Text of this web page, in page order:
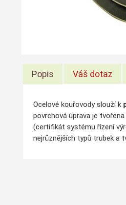
Popis Váš dotaz
Ocelové kouřovody slouží k
povrchová úprava je
(certifikát systému řízení
nejrůznějších typů trubek a